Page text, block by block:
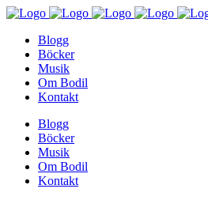
Blogg
Böcker
Musik
Om Bodil
Kontakt
Blogg
Böcker
Musik
Om Bodil
Kontakt